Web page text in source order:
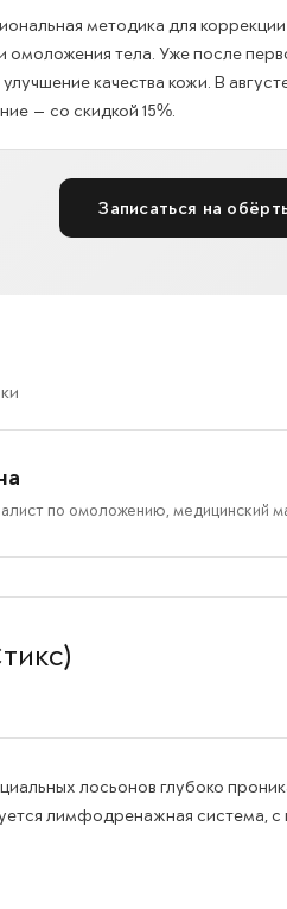
методика для
омоложения тела. Уже после
качества кожи. В
— со скидкой 15%.
Записаться на
по омоложению, медицинский
лосьонов глубоко
лимфодренажная система,